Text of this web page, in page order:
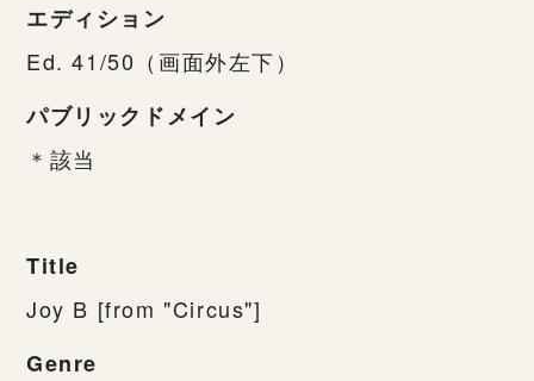
エディション
Ed. 41/50（画面外左下）
パブリックドメイン
＊該当
Title
Joy B [from "Circus"]
Genre